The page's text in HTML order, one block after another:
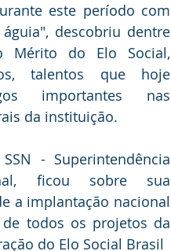
este período com
descobriu dentre
Mérito do Elo Social,
talentos que hoje
importantes nas
da instituição.
- Superintendência
ficou sobre sua
a implantação nacional
todos os projetos da
do Elo Social Brasil